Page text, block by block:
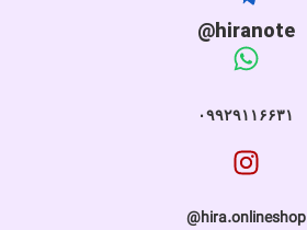
hiranote@
۰۹۹۲۹۱۱۶۶۳۱
hira.onlineshop@